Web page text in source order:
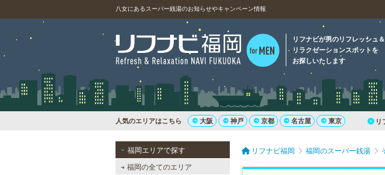
八女にあるスーパー銭湯のお知らせやキャンペーン情報
リフナビが男のリフレッシュ＆
リラクゼーションスポットを
お探しいたします
人気のエリアはこちら 大阪 神戸 京都 名古屋 東京 リ
福岡エリアで探す
福岡の全てのエリア
リフナビ福岡 福岡のスーパー銭湯